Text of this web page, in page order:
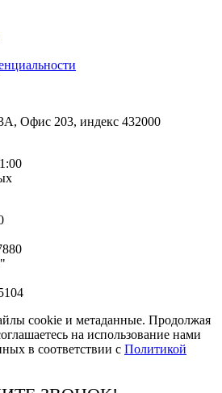
Офис 203, индекс 432000
cookie и метаданные. Продолжая
на использование нами
в соответствии с Политикой